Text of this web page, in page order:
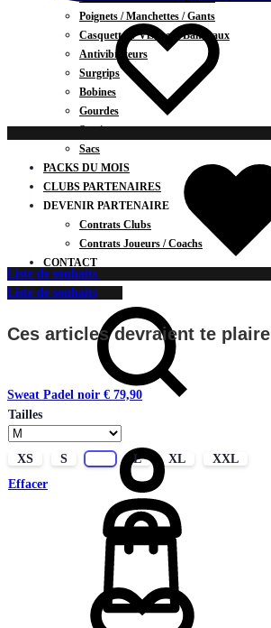
Poignets / Manchettes / Gants
Casquettes / Visières / Bandeaux
Antivibrateurs
Surgrips
Bobines
Gourdes
Serviettes
Sacs
PACKS DU MOIS
CLUBS PARTENAIRES
DEVENIR PARTENAIRE
Contrats Clubs
Contrats Joueurs / Coachs
CONTACT
Liste de souhaits
Liste de souhaits
Ces articles devraient te plaire
Sweat Padel noir € 79,90
Tailles
XS S L XL
XXL
Effacer